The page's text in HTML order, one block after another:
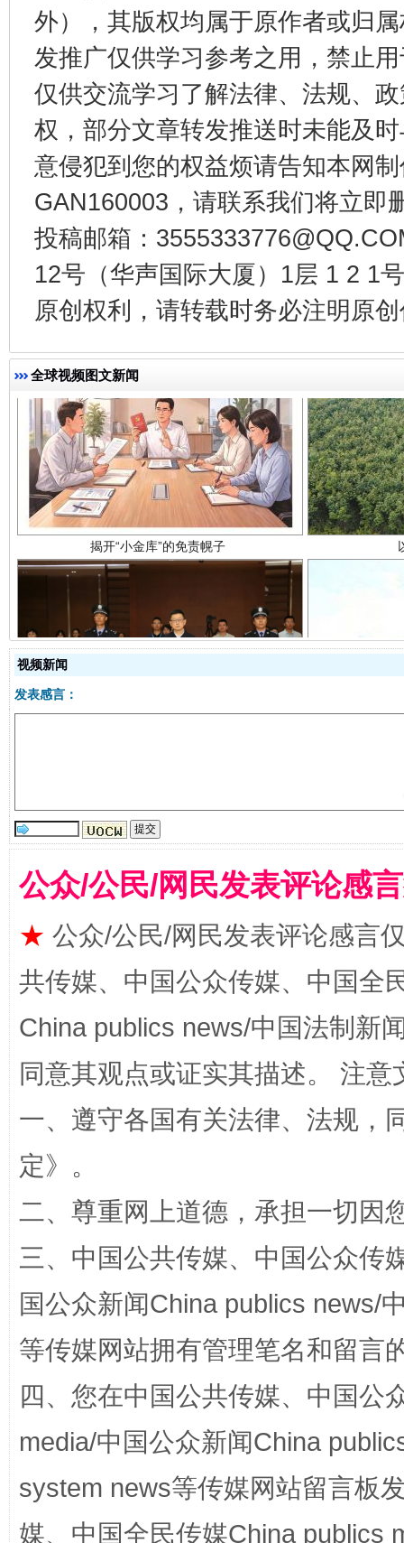
外），其版权均属于原作者或归
发推广仅供学习参考之用，禁止
仅供交流学习了解法律、法规、
权，部分文章转发推送时未能及
意侵犯到您的权益烦请告知本网
GAN160003，请联系我们将立即
投稿邮箱：
12号（华声国际大厦）1层 1 2 1
原创权利，请转载时务必注明原
全球视频图文新闻
千年窑火 生生不息
揭开“小金库”的免责幌子
国家大学科技园优化重塑工作
视频新闻
发表感言：
公众/公民/网民发表评论感
★ 公众/公民/网民发表评论感言
共传媒、中国公众传媒、中国全
China publics news/中国法制新
同意其观点或证实其描述。 注
一、遵守各国有关法律、法规，
定》。
二、尊重网上道德，承担一切因
三、中国公共传媒、中国公众传
国公众新闻China publics news/
等传媒网站拥有管理笔名和留言
四、您在中国公共传媒、中国公
media/中国公众新闻China
system news等传媒网站留言板
媒、中国全民传媒China publics